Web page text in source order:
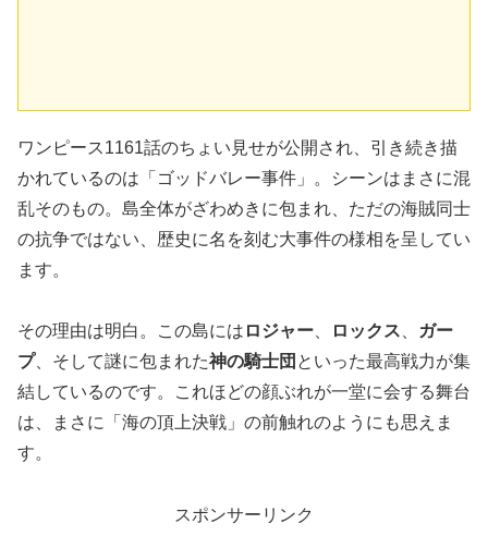
ワンピース1161話のちょい見せが公開され、引き続き描
かれているのは「ゴッドバレー事件」。シーンはまさに混
乱そのもの。島全体がざわめきに包まれ、ただの海賊同士
の抗争ではない、歴史に名を刻む大事件の様相を呈してい
ます。
その理由は明白。この島には ロジャー、 ロックス、 ガー
プ、そして謎に包まれた神の騎士団 といった最高戦力が集
結しているのです。これほどの顔ぶれが一堂に会する舞台
は、まさに「海の頂上決戦」の前触れのようにも思えま
す。
スポンサーリンク